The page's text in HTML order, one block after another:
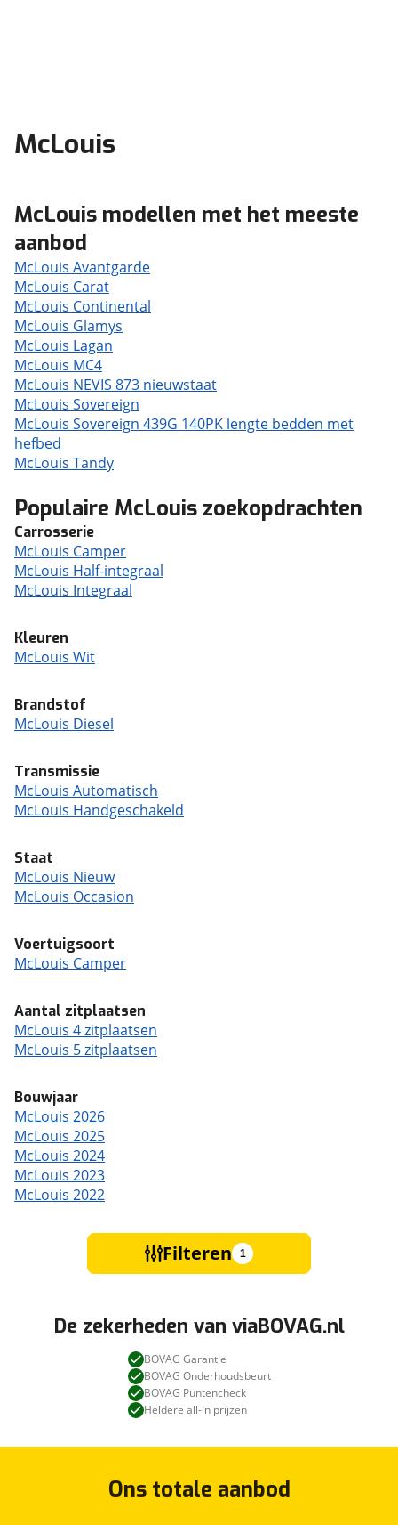
McLouis
McLouis modellen met het meeste
aanbod
McLouis Avantgarde
McLouis Carat
McLouis Continental
McLouis Glamys
McLouis Lagan
McLouis MC4
McLouis NEVIS 873 nieuwstaat
McLouis Sovereign
McLouis Sovereign 439G 140PK lengte bedden met
hefbed
McLouis Tandy
Populaire McLouis zoekopdrachten
Carrosserie
McLouis Camper
McLouis Half-integraal
McLouis Integraal
Kleuren
McLouis Wit
Brandstof
McLouis Diesel
Transmissie
McLouis Automatisch
McLouis Handgeschakeld
Staat
McLouis Nieuw
McLouis Occasion
Voertuigsoort
McLouis Camper
Aantal zitplaatsen
McLouis 4 zitplaatsen
McLouis 5 zitplaatsen
Bouwjaar
McLouis 2026
McLouis 2025
McLouis 2024
McLouis 2023
McLouis 2022
Filteren 1
De zekerheden van viaBOVAG.nl
BOVAG Garantie
BOVAG Onderhoudsbeurt
BOVAG Puntencheck
Heldere all-in prijzen
Ons totale aanbod